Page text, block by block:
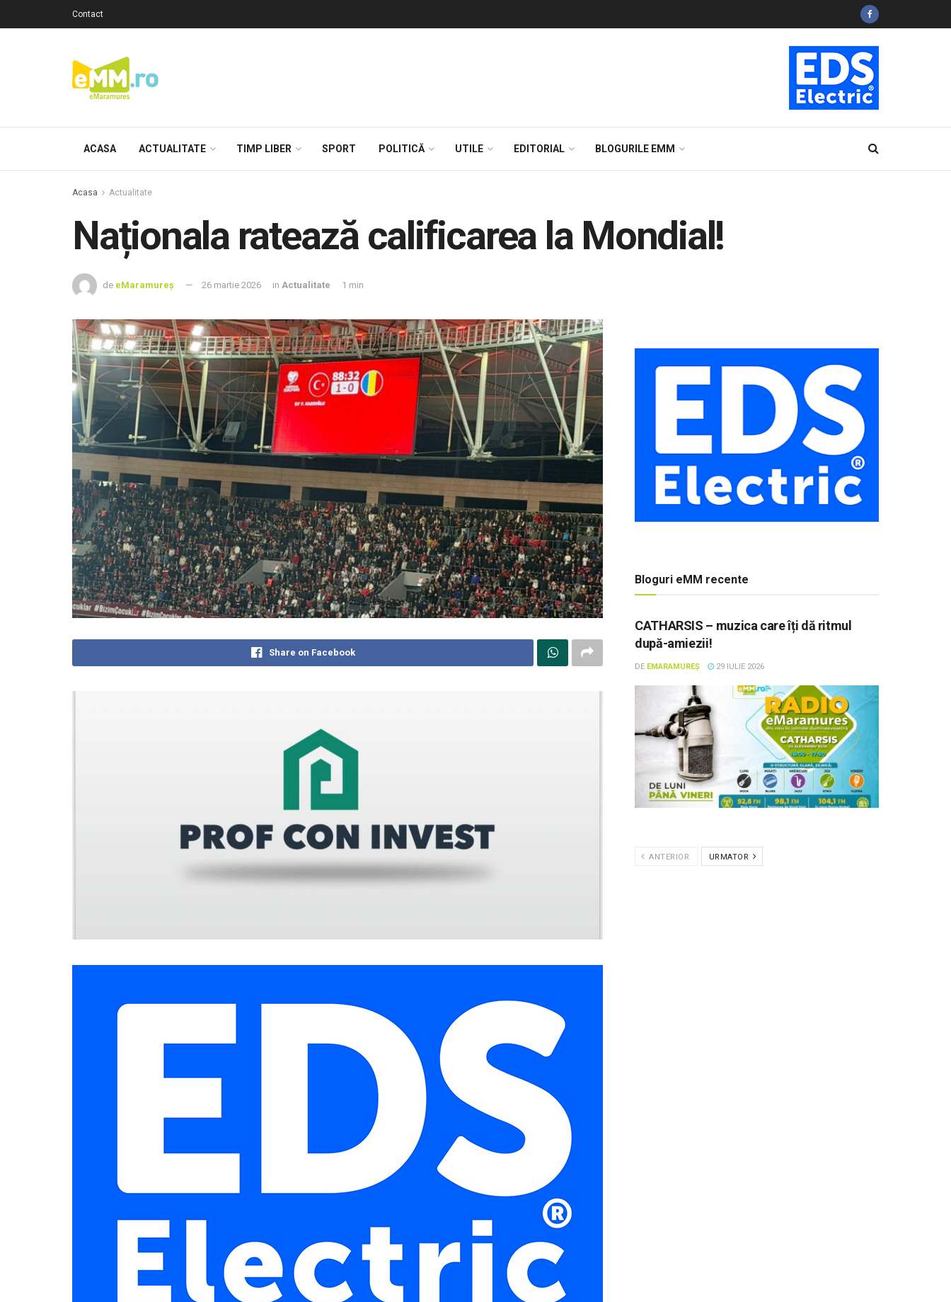
Contact
ACASA ACTUALITATE TIMP LIBER SPORT POLITICĂ UTILE EDITORIAL BLOGURILE EMM
Acasa Actualitate
Naționala ratează calificarea la Mondial!
de eMaramureș 26 martie 2026 in Actualitate 1 min
Share on Facebook
Bloguri eMM recente
CATHARSIS – muzica care îți dă ritmul
după-amiezii!
DE EMARAMUREȘ 29 IULIE 2026
ANTERIOR URMATOR